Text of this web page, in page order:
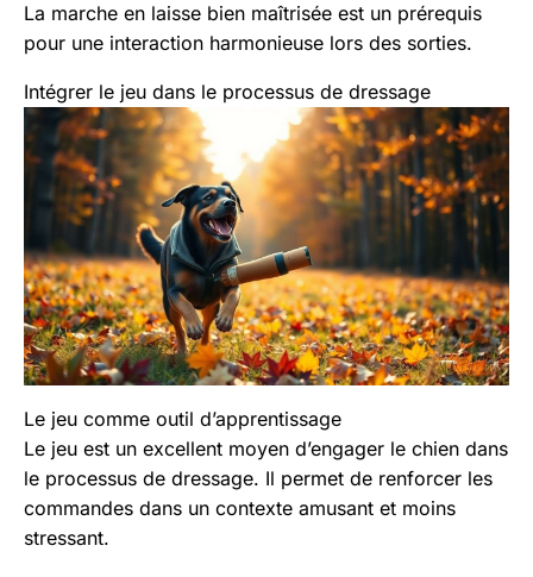
La marche en laisse bien maîtrisée est un prérequis
pour une interaction harmonieuse lors des sorties.
Intégrer le jeu dans le processus de dressage
Le jeu comme outil d’apprentissage
Le jeu est un excellent moyen d’engager le chien dans
le processus de dressage. Il permet de renforcer les
commandes dans un contexte amusant et moins
stressant.